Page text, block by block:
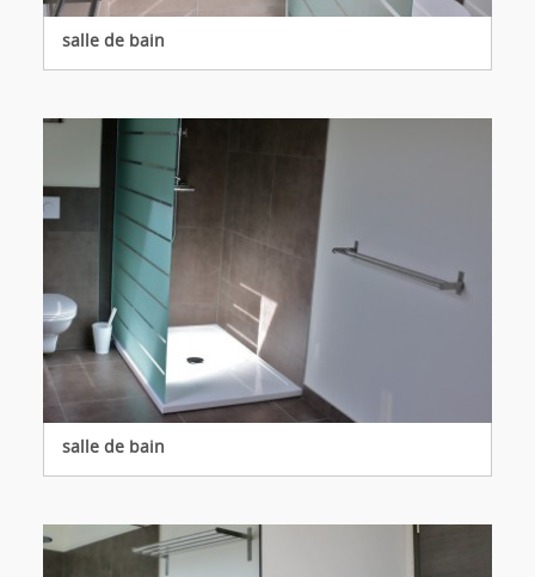
salle de bain
salle de bain